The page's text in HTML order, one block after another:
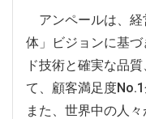
アンペールは、経
体」ビジョンに基
ド技術と確実な品
て、顧客満足度No.1
また、世界中の人